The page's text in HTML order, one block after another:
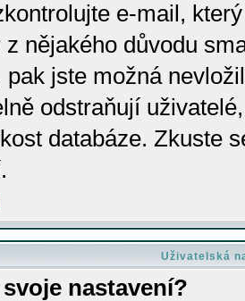
e-mail,
nějakého důvodu
pak jste možná
odstraňují
databáze. Zkuste
Uživatelská
nastavení?